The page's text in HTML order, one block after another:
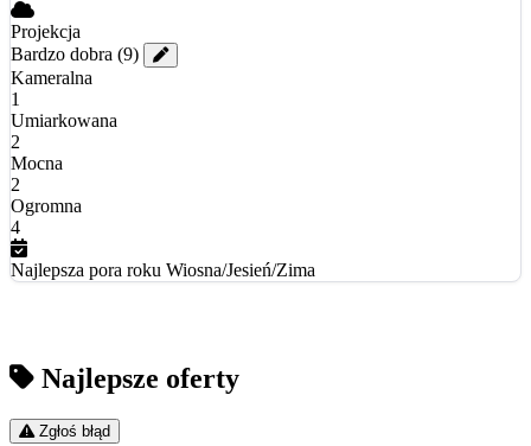
Projekcja
Bardzo dobra (9)
Kameralna
1
Umiarkowana
2
Mocna
2
Ogromna
4
Najlepsza pora roku Wiosna/Jesień/Zima
Najlepsze oferty
Zgłoś błąd